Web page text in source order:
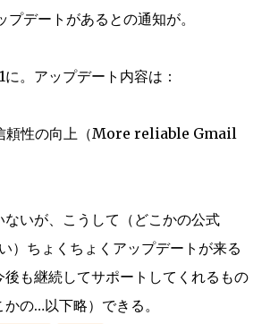
プデートがあるとの通知が。
。アップデート内容は：
頼性の向上（More reliable Gmail
ないが、こうして（どこかの公式
）ちょくちょくアップデートが来る
も継続してサポートしてくれるもの
の…以下略）できる。